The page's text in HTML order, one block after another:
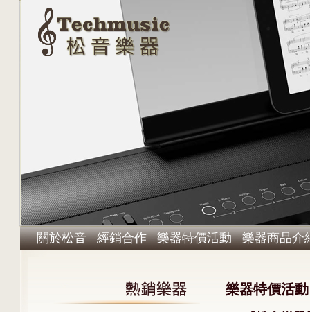
關於松音 經銷合作 樂器特價活動 樂器商品介
樂器特價活動